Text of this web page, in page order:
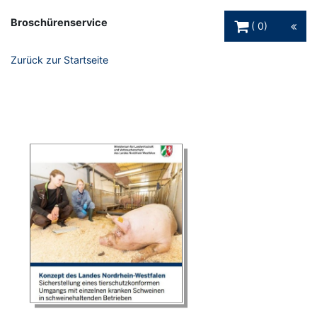
Broschürenservice
0
Zurück zur Startseite